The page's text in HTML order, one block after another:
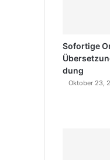
Sofortige
dung
Oktober 23,